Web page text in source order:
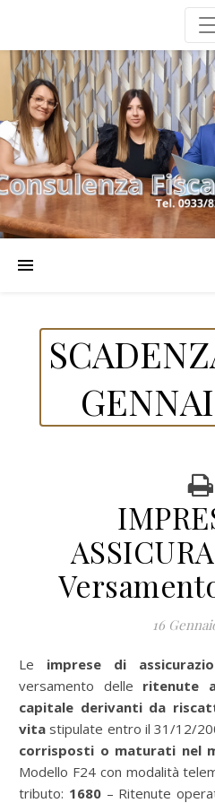
16
Le imprese di
versamento delle ritenute
capitale derivanti da
vita stipulate entro il 31/12/
corrisposti o maturati nel
Modello F24 con modalità
tributo: 1680– Ritenute